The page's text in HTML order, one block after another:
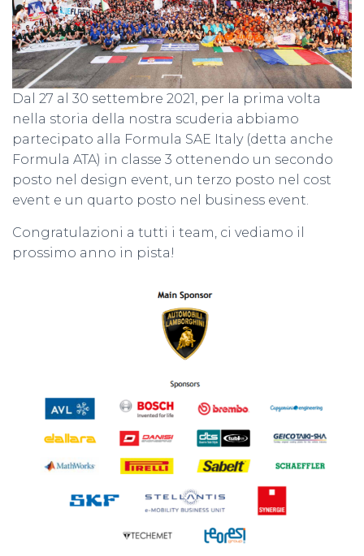
Dal 27 al 30 settembre 2021, per la prima volta
nella storia della nostra scuderia abbiamo
partecipato alla Formula SAE Italy (detta anche
Formula ATA) in classe 3 ottenendo un secondo
posto nel design event, un terzo posto nel cost
event e un quarto posto nel business event.
Congratulazioni a tutti i team, ci vediamo il
prossimo anno in pista!